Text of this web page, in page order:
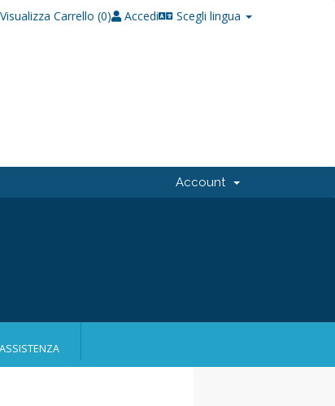
Scegli lingua
Accedi
Visualizza Carrello (0)
Account